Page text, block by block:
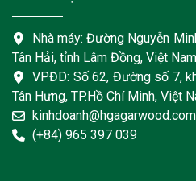
Nhà máy: Đường Nguyễn
Tân Hải, tỉnh Lâm Đồng, Việt
VPĐD: Số 62, Đường số 7,
Tân Hưng, TP.Hồ Chí Minh, Việt
kinhdoanh@hgagarwood.com
(+84) 965 397 039